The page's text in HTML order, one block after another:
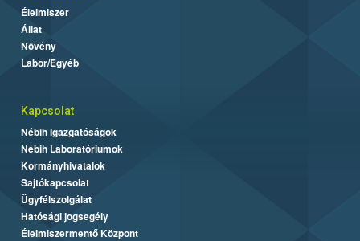
Élelmiszer
Állat
Növény
Labor/Egyéb
Kapcsolat
Nébih Igazgatóságok
Nébih Laboratóriumok
Kormányhivatalok
Sajtókapcsolat
Ügyfélszolgálat
Hatósági jogsegély
Élelmiszermentő Központ